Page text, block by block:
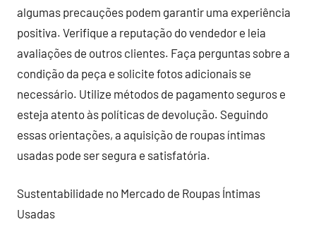
algumas precauções podem garantir uma experiência
positiva. Verifique a reputação do vendedor e leia
avaliações de outros clientes. Faça perguntas sobre a
condição da peça e solicite fotos adicionais se
necessário. Utilize métodos de pagamento seguros e
esteja atento às políticas de devolução. Seguindo
essas orientações, a aquisição de roupas íntimas
usadas pode ser segura e satisfatória.
Sustentabilidade no Mercado de Roupas Íntimas
Usadas